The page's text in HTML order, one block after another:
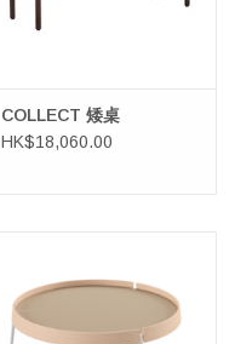
COLLECT 矮桌
HK$18,060.00